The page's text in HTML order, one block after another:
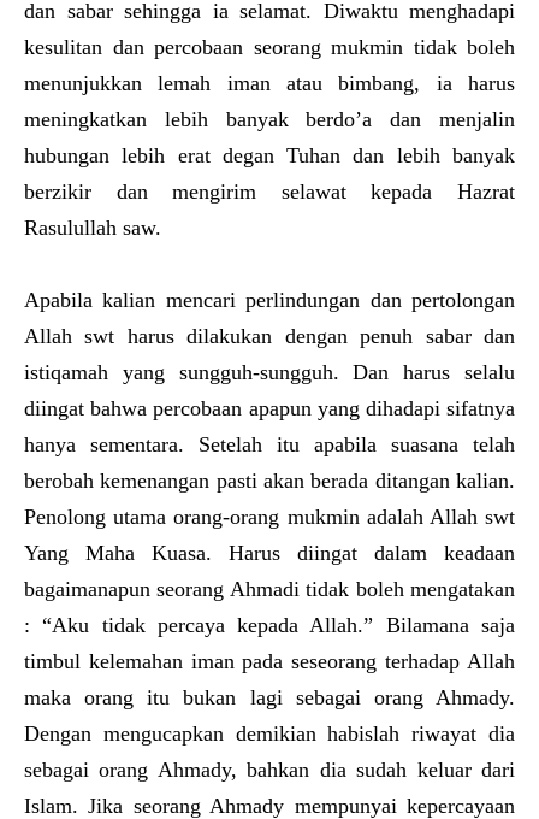
dan sabar sehingga ia selamat. Diwaktu menghadapi
kesulitan dan percobaan seorang mukmin tidak boleh
menunjukkan lemah iman atau bimbang, ia harus
meningkatkan lebih banyak berdo’a dan menjalin
hubungan lebih erat degan Tuhan dan lebih banyak
berzikir dan mengirim selawat kepada Hazrat
Rasulullah saw.
Apabila kalian mencari perlindungan dan pertolongan
Allah swt harus dilakukan dengan penuh sabar dan
istiqamah yang sungguh-sungguh. Dan harus selalu
diingat bahwa percobaan apapun yang dihadapi sifatnya
hanya sementara. Setelah itu apabila suasana telah
berobah kemenangan pasti akan berada ditangan kalian.
Penolong utama orang-orang mukmin adalah Allah swt
Yang Maha Kuasa. Harus diingat dalam keadaan
bagaimanapun seorang Ahmadi tidak boleh mengatakan
: “Aku tidak percaya kepada Allah.” Bilamana saja
timbul kelemahan iman pada seseorang terhadap Allah
maka orang itu bukan lagi sebagai orang Ahmady.
Dengan mengucapkan demikian habislah riwayat dia
sebagai orang Ahmady, bahkan dia sudah keluar dari
Islam. Jika seorang Ahmady mempunyai kepercayaan